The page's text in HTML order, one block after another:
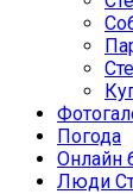
Погода
Онлайн
Люди